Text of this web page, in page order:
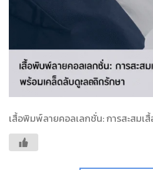
เสื้อพิมพ์ลายคอลเลกชั่น: การสะสมเ